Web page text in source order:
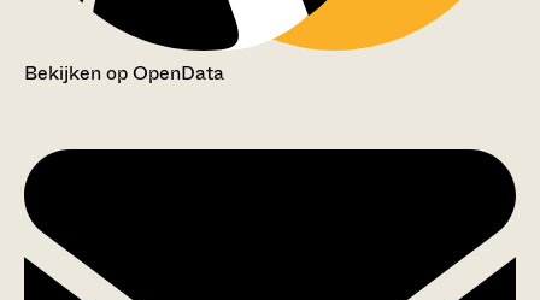
Bekijken op OpenData